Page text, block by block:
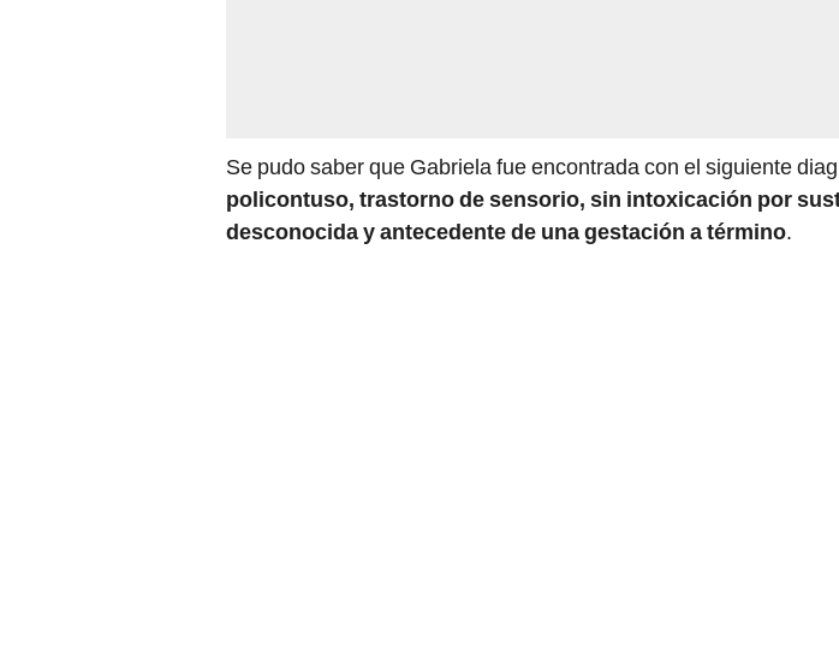
Se pudo saber que Gabriela fue encontrada con el siguiente
policontuso, trastorno de sensorio, sin intoxicación por
desconocida y antecedente de una gestación a término.